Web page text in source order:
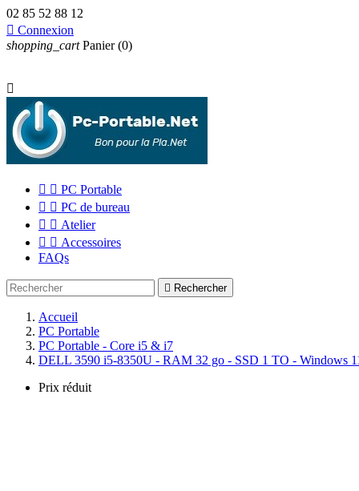
02 85 52 88 12
 Connexion
shopping_cart Panier (0)

  PC Portable
  PC de bureau
  Atelier
  Accessoires
FAQs
 Rechercher
Accueil
PC Portable
PC Portable - Core i5 & i7
DELL 3590 i5-8350U - RAM 32 go - SSD 1 TO - Windows
Prix réduit